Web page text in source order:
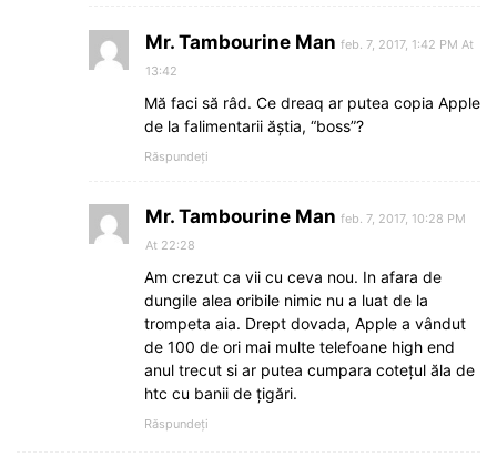
Mr. Tambourine Man feb. 7, 2017, 1:42 PM At
13:42
Mă faci să râd. Ce dreaq ar putea copia Apple
de la falimentarii ăștia, “boss”?
Răspundeți
Mr. Tambourine Man feb. 7, 2017, 10:28 PM
At 22:28
Am crezut ca vii cu ceva nou. In afara de
dungile alea oribile nimic nu a luat de la
trompeta aia. Drept dovada, Apple a vândut
de 100 de ori mai multe telefoane high end
anul trecut si ar putea cumpara cotețul ăla de
htc cu banii de țigări.
Răspundeți